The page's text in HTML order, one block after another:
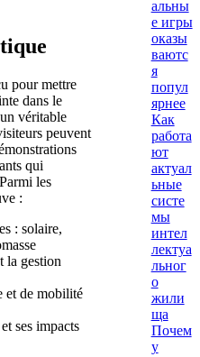
pour mettre
dans le
véritable
peuvent
qui
les
:
: solaire,
la gestion
et de mobilité
ses impacts
альны
е игры
оказы
ваютс
я
попул
ярнее
Как
работа
ют
актуал
ьные
систе
мы
интел
лектуа
льног
о
жили
ща
Почем
у